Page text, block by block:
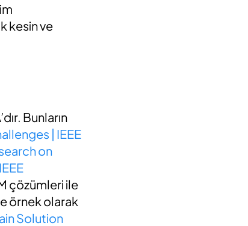
kesin ve
Bunların
| IEEE
on
çözümleri ile
örnek olarak
Solution